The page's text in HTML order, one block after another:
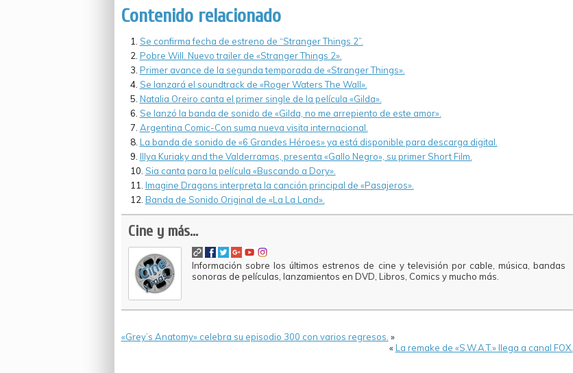
Contenido relacionado
Se confirma fecha de estreno de “Stranger Things 2”.
Pobre Will. Nuevo trailer de «Stranger Things 2».
Primer avance de la segunda temporada de «Stranger Things».
Se lanzará el soundtrack de «Roger Waters The Wall».
Natalia Oreiro canta el primer single de la película «Gilda».
Se lanzó la banda de sonido de «Gilda, no me arrepiento de este amor».
Argentina Comic-Con suma nueva visita internacional.
La banda de sonido de «6 Grandes Héroes» ya está disponible para descarga digital.
Illya Kuriaky and the Valderramas, presenta «Gallo Negro», su primer Short Film.
Sia canta para la película «Buscando a Dory».
Imagine Dragons interpreta la canción principal de «Pasajeros».
Banda de Sonido Original de «La La Land».
Cine y más...
Información sobre los últimos estrenos de cine y televisión por cable, música, bandas
sonoras de películas, lanzamientos en DVD, Libros, Comics y mucho más.
«Grey’s Anatomy» celebra su episodio 300 con varios regresos. »
«La remake de «S.W.A.T.» llega a canal FOX.